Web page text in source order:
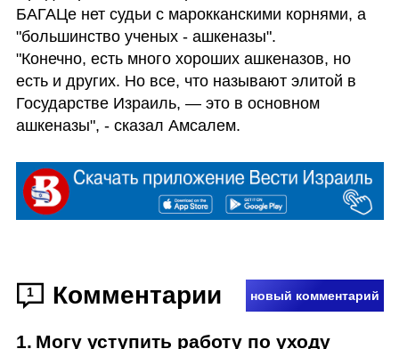
БАГАЦе нет судьи с марокканскими корнями, а
"большинство ученых - ашкеназы".
"Конечно, есть много хороших ашкеназов, но
есть и других. Но все, что называют элитой в
Государстве Израиль, — это в основном
ашкеназы", - сказал Амсалем.
1 Комментарии новый комментарий
1. Могу уступить работу по уходу